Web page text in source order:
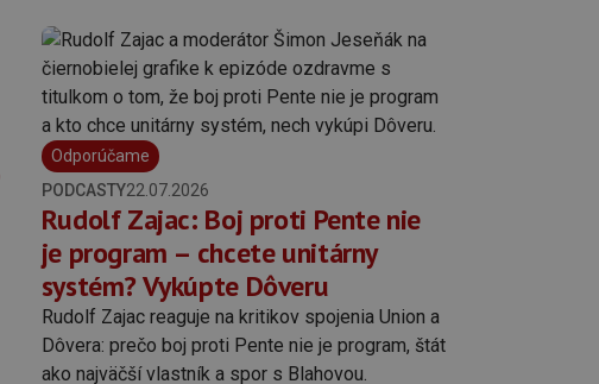
Odporúčame
PODCASTY22.07.2026
Rudolf Zajac: Boj proti Pente nie
je program – chcete unitárny
systém? Vykúpte Dôveru
Rudolf Zajac reaguje na kritikov spojenia Union a
Dôvera: prečo boj proti Pente nie je program, štát
ako najväčší vlastník a spor s Blahovou.